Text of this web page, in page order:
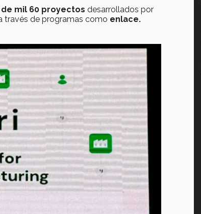
de mil 60 proyectos desarrollados por
través de programas como enlace.